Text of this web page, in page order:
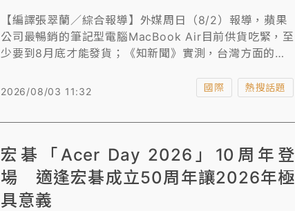
【編譯張翠蘭／綜合報導】外媒周日（8/2）報導，蘋果
公司最暢銷的筆記型電腦MacBook Air目前供貨吃緊，至
少要到8月底才能發貨；《知新聞》實測，台灣方面的新
記憶體晶片短缺所影響。此外，蘋果也正優先銷售入門款
計新款MacBook Air還要過一段時間才會上市。有科技網
電子品。
2026/08/03 11:32 國際 熱搜話題
宏碁「Acer Day 2026」10周年登
場 適逢宏碁成立50周年讓2026年極
具意義